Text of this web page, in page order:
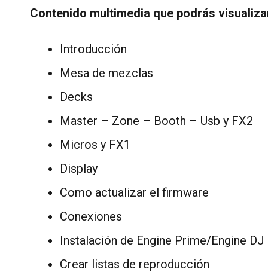
Contenido multimedia que podrás
Introducción
Mesa de mezclas
Decks
Master – Zone – Booth – Usb y FX2
Micros y FX1
Display
Como actualizar el firmware
Conexiones
Instalación de Engine Prime/Engine DJ
Crear listas de reproducción